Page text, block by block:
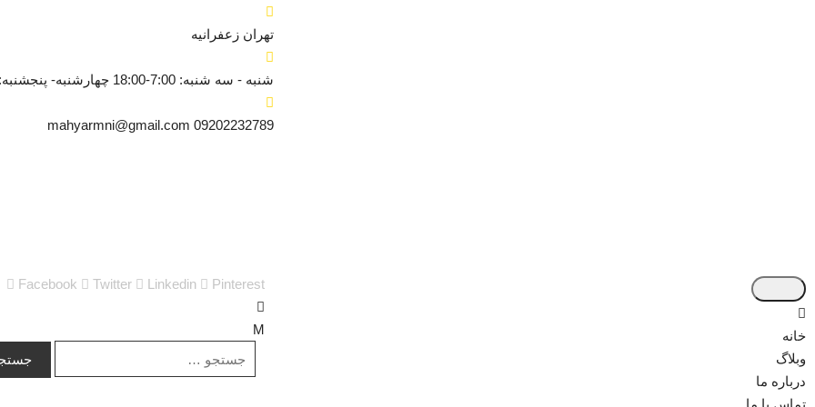
تهران زعفرانیه
شنبه - سه شنبه: 7:00-18:00 چهارشنبه- پنجشنبه: 8:30-
09202232789
mahyarmni@gmail.com
خانه
وبلاگ
درباره ما
تماس با ما
Facebook Twitter Linkedin Pinterest